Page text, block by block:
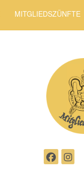
MITGLIEDSZÜNFTE